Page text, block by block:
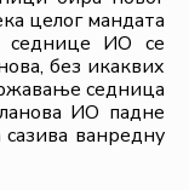
целог мандата
седнице ИО се
без икаквих
седница
ИО падне
ванредну